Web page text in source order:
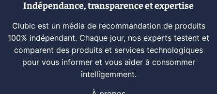
Indépendance, transparence et expertise
Clubic est un média de recommandation de produits
100% indépendant. Chaque jour, nos experts testent et
comparent des produits et services technologiques
pour vous informer et vous aider à consommer
intelligemment.